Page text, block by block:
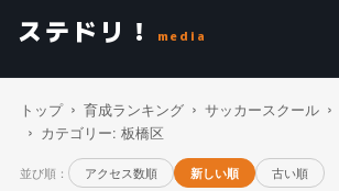
ステドリ！ media
トップ 育成ランキング サッカースクール
カテゴリー: 板橋区
並び順： アクセス数順 新しい順 古い順